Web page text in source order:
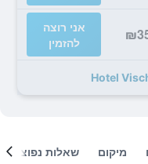
אני רוצה
להזמין
מיקום שאלות נפוצות